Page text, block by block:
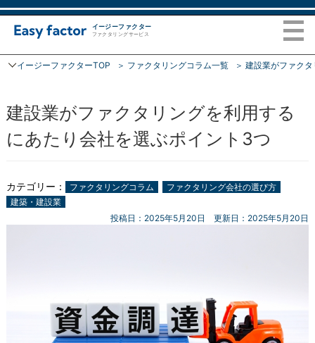
イージーファクター
ファクタリングサービス
トップページ
ファクタリング
ご利用の流れ
ファクタリングコラム
お問い合わせ
イージーファクターTOP ファクタリングコラム一覧 建設業がファク
建設業がファクタリングを利用する
にあたり会社を選ぶポイント3つ
カテゴリー： ファクタリングコラム
ファクタリング会社の選び方
建築・建設業
更新日：2025年5月20日
投稿日：2025年5月20日